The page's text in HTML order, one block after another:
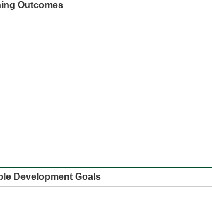
Outcomes
Development Goals